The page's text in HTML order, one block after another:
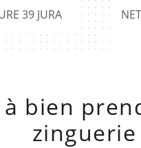
39 JURA
à bien
zinguerie